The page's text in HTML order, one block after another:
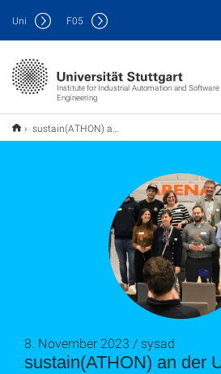
Institute for Industrial Automation and Software
Engineering
Uni F05
sustain(ATHON) an der Universität Stuttgart
sustain(ATHON) an der
8. November 2023 / sysad